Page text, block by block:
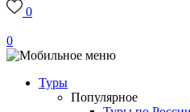
0
0
Туры
Популярное